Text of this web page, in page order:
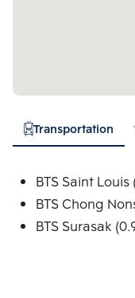
Transportation
BTS Saint Louis
BTS Chong
BTS Surasak